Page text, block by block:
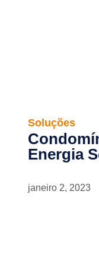
Soluções
Energia
janeiro 2, 2023